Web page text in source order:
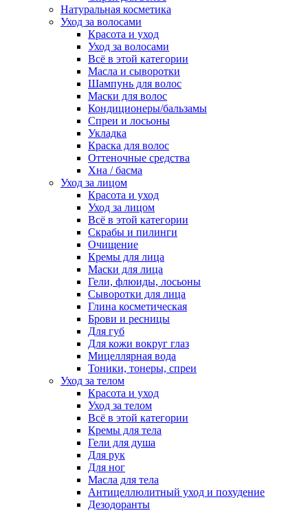
Натуральная косметика
Уход за волосами
Красота и уход
Уход за волосами
Всё в этой категории
Масла и сыворотки
Шампунь для волос
Маски для волос
Кондиционеры/бальзамы
Спреи и лосьоны
Укладка
Краска для волос
Оттеночные средства
Хна / басма
Уход за лицом
Красота и уход
Уход за лицом
Всё в этой категории
Скрабы и пилинги
Очищение
Кремы для лица
Маски для лица
Гели, флюиды, лосьоны
Сыворотки для лица
Глина косметическая
Брови и ресницы
Для губ
Для кожи вокруг глаз
Мицеллярная вода
Тоники, тонеры, спреи
Уход за телом
Красота и уход
Уход за телом
Всё в этой категории
Кремы для тела
Гели для душа
Для рук
Для ног
Масла для тела
Антицеллюлитный уход и похудение
Дезодоранты